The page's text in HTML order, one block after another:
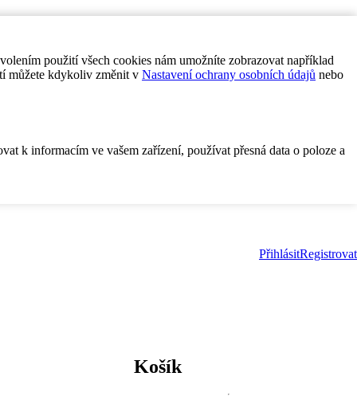
použití všech cookies nám umožníte zobrazovat například
můžete kdykoliv změnit v Nastavení ochrany osobních údajů nebo
k informacím ve vašem zařízení, používat přesná data o poloze a
PřihlásitRegistrovat
Košík